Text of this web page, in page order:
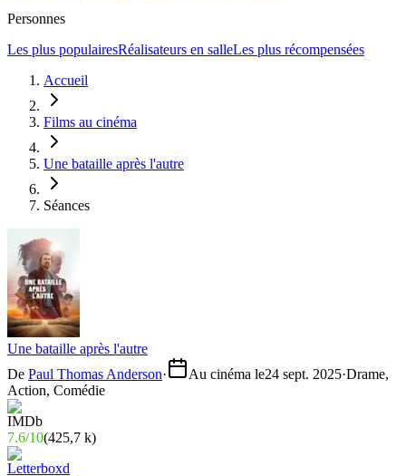
Personnes
Les plus populairesRéalisateurs en salleLes plus récompensées
Accueil
Films au cinéma
Une bataille après l'autre
Séances
Une bataille après l'autre
De Paul Thomas Anderson· Au cinéma le24 sept. 2025·Drame,
Action, Comédie
7.6/10(425,7 k)